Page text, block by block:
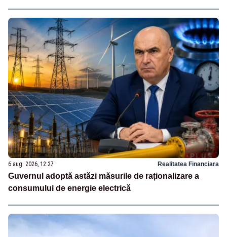
6 aug. 2026, 12:27 Realitatea Financiara
Guvernul adoptă astăzi măsurile de raționalizare a
consumului de energie electrică